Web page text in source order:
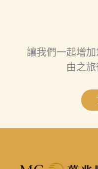
讓我們一起增
由之旅